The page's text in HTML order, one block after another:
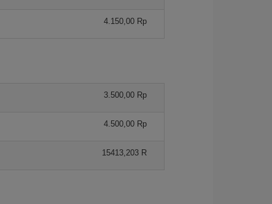
4.150,00 Rp
3.500,00 Rp
4.500,00 Rp
15413,203 R